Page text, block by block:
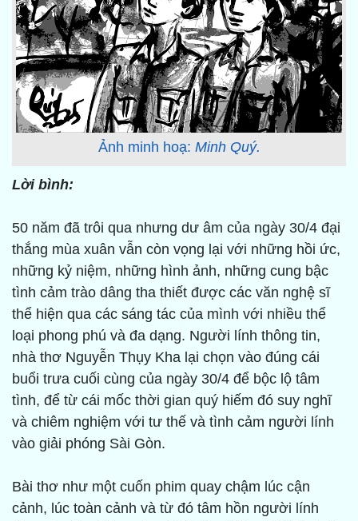
Ảnh minh hoạ: Minh Quý.
Lời bình:
50 năm đã trôi qua nhưng dư âm của ngày 30/4 đại
thắng mùa xuân vẫn còn vọng lại với những hồi ức,
những kỷ niệm, những hình ảnh, những cung bậc
tình cảm trào dâng tha thiết được các văn nghệ sĩ
thể hiện qua các sáng tác của mình với nhiều thể
loại phong phú và đa dạng. Người lính thông tin,
nhà thơ Nguyễn Thụy Kha lại chọn vào đúng cái
buổi trưa cuối cùng của ngày 30/4 để bộc lộ tâm
tình, để từ cái mốc thời gian quý hiếm đó suy nghĩ
và chiêm nghiệm với tư thế và tình cảm người lính
vào giải phóng Sài Gòn.
Bài thơ như một cuốn phim quay chậm lúc cận
cảnh, lúc toàn cảnh và từ đó tâm hồn người lính